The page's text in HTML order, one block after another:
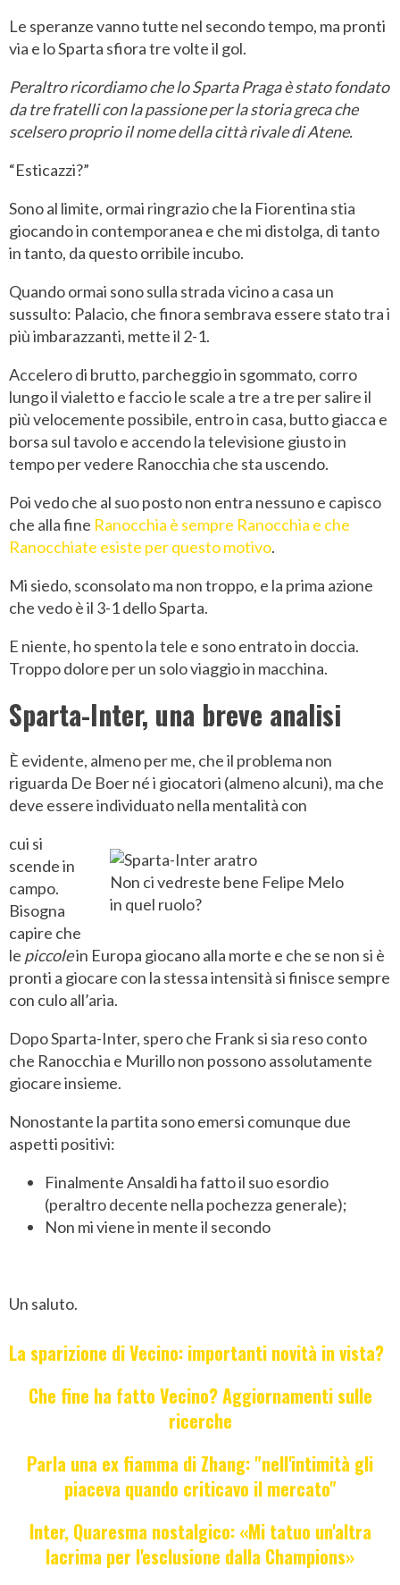
Le speranze vanno tutte nel secondo tempo, ma pronti
via e lo Sparta sfiora tre volte il gol.
Peraltro ricordiamo che lo Sparta Praga è stato fondato
da tre fratelli con la passione per la storia greca che
scelsero proprio il nome della città rivale di Atene.
“Esticazzi?”
Sono al limite, ormai ringrazio che la Fiorentina stia
giocando in contemporanea e che mi distolga, di tanto
in tanto, da questo orribile incubo.
Quando ormai sono sulla strada vicino a casa un
sussulto: Palacio, che finora sembrava essere stato tra i
più imbarazzanti, mette il 2-1.
Accelero di brutto, parcheggio in sgommato, corro
lungo il vialetto e faccio le scale a tre a tre per salire il
più velocemente possibile, entro in casa, butto giacca e
borsa sul tavolo e accendo la televisione giusto in
tempo per vedere Ranocchia che sta uscendo.
Poi vedo che al suo posto non entra nessuno e capisco
che alla fine Ranocchia è sempre Ranocchia e che
Ranocchiate esiste per questo motivo.
Mi siedo, sconsolato ma non troppo, e la prima azione
che vedo è il 3-1 dello Sparta.
E niente, ho spento la tele e sono entrato in doccia.
Troppo dolore per un solo viaggio in macchina.
Sparta-Inter, una breve analisi
È evidente, almeno per me, che il problema non
riguarda De Boer né i giocatori (almeno alcuni), ma che
deve essere individuato nella mentalità con
Non ci vedreste bene Felipe Melo
in quel ruolo?
cui si
scende in
campo.
Bisogna
capire che
le piccolein Europa giocano alla morte e che se non si è
pronti a giocare con la stessa intensità si finisce sempre
con culo all’aria.
Dopo Sparta-Inter, spero che Frank si sia reso conto
che Ranocchia e Murillo non possono assolutamente
giocare insieme.
Nonostante la partita sono emersi comunque due
aspetti positivi:
Finalmente Ansaldi ha fatto il suo esordio
(peraltro decente nella pochezza generale);
Non mi viene in mente il secondo
Un saluto.
La sparizione di Vecino: importanti novità in vista?
Che fine ha fatto Vecino? Aggiornamenti sulle
ricerche
Parla una ex fiamma di Zhang: "nell'intimità gli
piaceva quando criticavo il mercato"
Inter, Quaresma nostalgico: «Mi tatuo un'altra
lacrima per l'esclusione dalla Champions»